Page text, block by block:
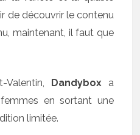
de découvrir le contenu
maintenant, il faut que
Dandyboxa
en sortant une
limitée.